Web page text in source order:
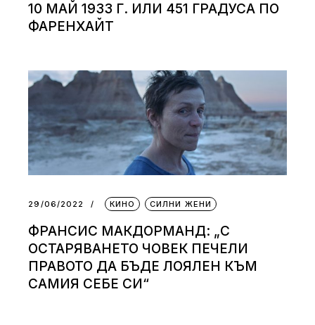
10 МАЙ 1933 Г. ИЛИ 451 ГРАДУСА ПО
ФАРЕНХАЙТ
29/06/2022 КИНО СИЛНИ ЖЕНИ
ФРАНСИС МАКДОРМАНД: „С
ОСТАРЯВАНЕТО ЧОВЕК ПЕЧЕЛИ
ПРАВОТО ДА БЪДЕ ЛОЯЛЕН КЪМ
САМИЯ СЕБЕ СИ“